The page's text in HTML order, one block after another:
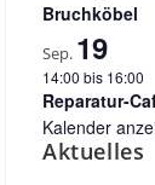
Bruchköbel
Sep. 19
14:00 bis 16:00
Reparatur-
Kalender
Aktuelles